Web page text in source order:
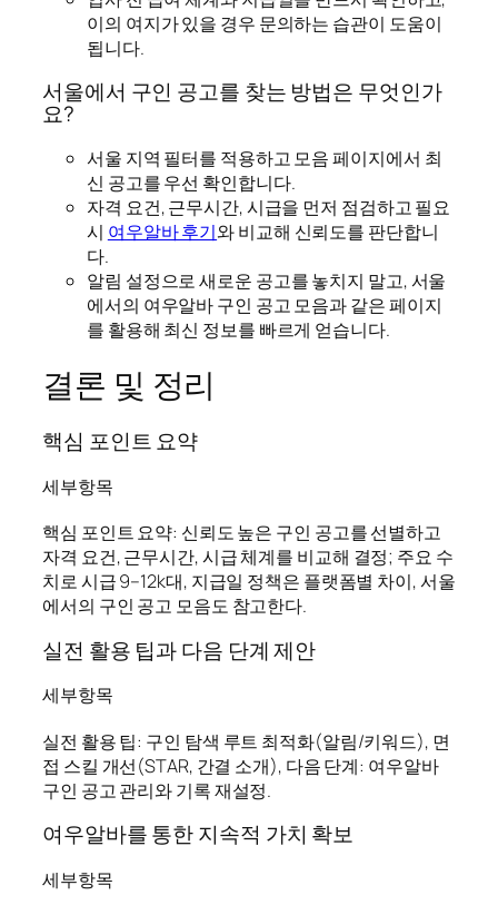
이의 여지가 있을 경우 문의하는 습관이 도움이
됩니다.
서울에서 구인 공고를 찾는 방법은 무엇인가
요?
서울 지역 필터를 적용하고 모음 페이지에서 최
신 공고를 우선 확인합니다.
자격 요건, 근무시간, 시급을 먼저 점검하고 필요
시 여우알바 후기와 비교해 신뢰도를 판단합니
다.
알림 설정으로 새로운 공고를 놓치지 말고, 서울
에서의 여우알바 구인 공고 모음과 같은 페이지
를 활용해 최신 정보를 빠르게 얻습니다.
결론 및 정리
핵심 포인트 요약
세부항목
핵심 포인트 요약: 신뢰도 높은 구인 공고를 선별하고
자격 요건, 근무시간, 시급 체계를 비교해 결정; 주요 수
치로 시급 9–12k대, 지급일 정책은 플랫폼별 차이, 서울
에서의 구인 공고 모음도 참고한다.
실전 활용 팁과 다음 단계 제안
세부항목
실전 활용 팁: 구인 탐색 루트 최적화(알림/키워드), 면
접 스킬 개선(STAR, 간결 소개), 다음 단계: 여우알바
구인 공고 관리와 기록 재설정.
여우알바를 통한 지속적 가치 확보
세부항목